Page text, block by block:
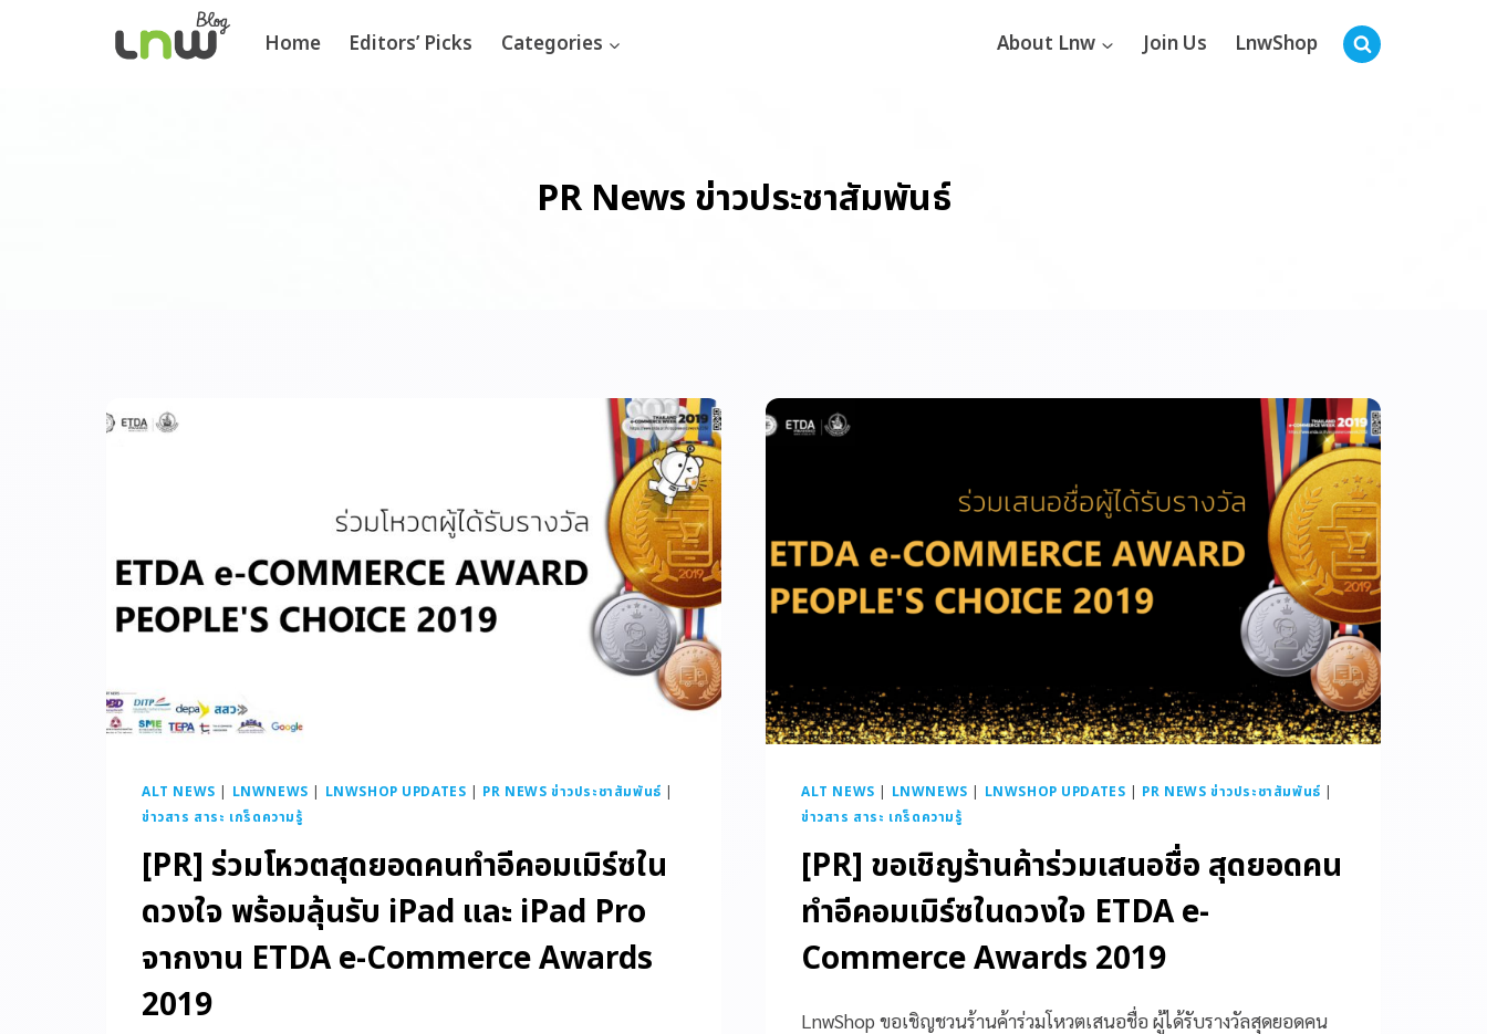
Home Editors’ Picks Categories About Lnw Join Us LnwShop
PR News ข่าวประชาสัมพันธ์
ALT NEWS | LNWNEWS | LNWSHOP UPDATES | PR NEWS ข่าวประชาสัมพันธ์ |
ข่าวสาร สาระ เกร็ดความรู้
[PR] ร่วมโหวตสุดยอดคนทำอีคอมเมิร์ซใน
ดวงใจ พร้อมลุ้นรับ iPad และ iPad Pro
จากงาน ETDA e-Commerce Awards
2019
ALT NEWS | LNWNEWS | LNWSHOP UPDATES | PR NEWS ข่าวประชาสัมพันธ์ |
ข่าวสาร สาระ เกร็ดความรู้
[PR] ขอเชิญร้านค้าร่วมเสนอชื่อ สุดยอดคน
ทำอีคอมเมิร์ซในดวงใจ ETDA e-
Commerce Awards 2019
LnwShop ขอเชิญชวนร้านค้าร่วมโหวตเสนอชื่อ ผู้ได้รับรางวัลสุดยอดคน